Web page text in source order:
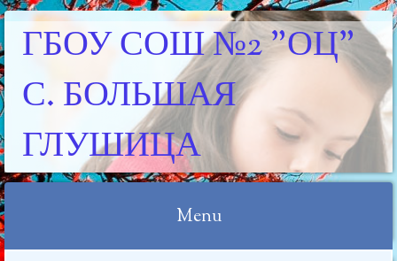
ГБОУ СОШ №2 "ОЦ"
С. БОЛЬШАЯ
ГЛУШИЦА
Menu